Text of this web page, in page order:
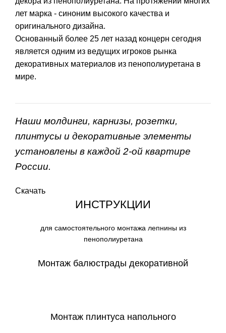
лет марка - синоним высокого качества и
оригинального дизайна.
Основанный более 25 лет назад концерн сегодня
является одним из ведущих игроков рынка
декоративных материалов из пенополиуретана в
мире.
Наши молдинги, карнизы, розетки,
плинтусы и декоративные элементы
установлены в каждой 2-ой квартире
России.
Скачать
ИНСТРУКЦИИ
для самостоятельного монтажа лепнины из
пенополиуретана
Монтаж балюстрады декоративной
Монтаж плинтуса напольного